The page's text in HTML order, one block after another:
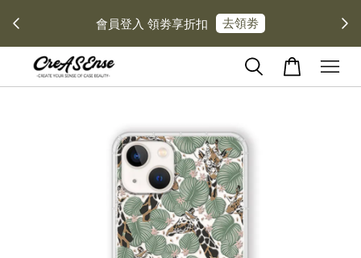
會員登入 領劵享折扣 去領劵